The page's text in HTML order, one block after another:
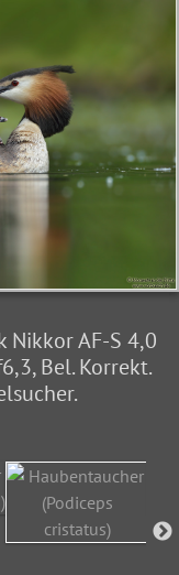
Nikkor AF-S 4,0
Bel. Korrekt.